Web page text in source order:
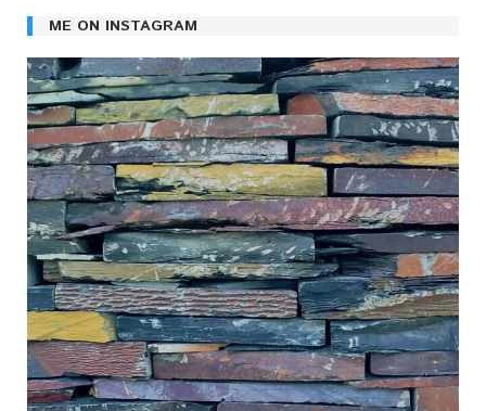
ME ON INSTAGRAM